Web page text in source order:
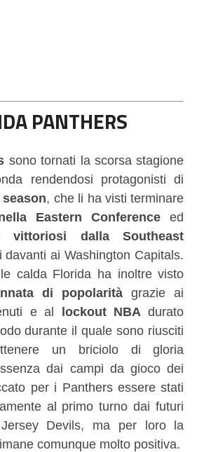
PANTHERS
sono tornati la scorsa stagione
rendendosi protagonisti di
, che li ha visti terminare
Eastern Conference ed
vittoriosi dalla Southeast
davanti ai Washington Capitals.
calda Florida ha inoltre visto
di popolarità grazie ai
e al lockout NBA durato
durante il quale sono riusciti
un briciolo di gloria
dai campi da gioco dei
per i Panthers essere stati
al primo turno dai futuri
Devils, ma per loro la
comunque molto positiva.